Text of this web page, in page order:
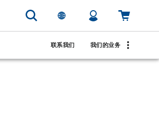
联系我们 我们的业务